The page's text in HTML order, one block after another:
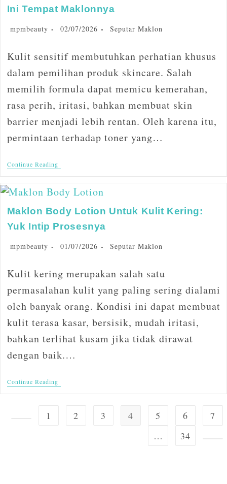
Ini Tempat Maklonnya
mpmbeauty 02/07/2026 Seputar Maklon
Kulit sensitif membutuhkan perhatian khusus
dalam pemilihan produk skincare. Salah
memilih formula dapat memicu kemerahan,
rasa perih, iritasi, bahkan membuat skin
barrier menjadi lebih rentan. Oleh karena itu,
permintaan terhadap toner yang…
Continue Reading
Maklon Body Lotion Untuk Kulit Kering:
Yuk Intip Prosesnya
mpmbeauty 01/07/2026 Seputar Maklon
Kulit kering merupakan salah satu
permasalahan kulit yang paling sering dialami
oleh banyak orang. Kondisi ini dapat membuat
kulit terasa kasar, bersisik, mudah iritasi,
bahkan terlihat kusam jika tidak dirawat
dengan baik.…
Continue Reading
1 2 3 4 5 6
7
…
34